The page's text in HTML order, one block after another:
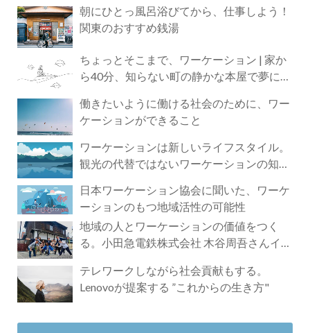
朝にひとっ風呂浴びてから、仕事しよう！
関東のおすすめ銭湯
ちょっとそこまで、ワーケーション | 家か
ら40分、知らない町の静かな本屋で夢に近
働きたいように働ける社会のために、ワー
ケーションができること
ワーケーションは新しいライフスタイル。
観光の代替ではないワーケーションの知ら
日本ワーケーション協会に聞いた、ワーケ
ーションのもつ地域活性の可能性
地域の人とワーケーションの価値をつく
る。小田急電鉄株式会社 木谷周吾さんイン
テレワークしながら社会貢献もする。
Lenovoが提案する ”これからの生き方"